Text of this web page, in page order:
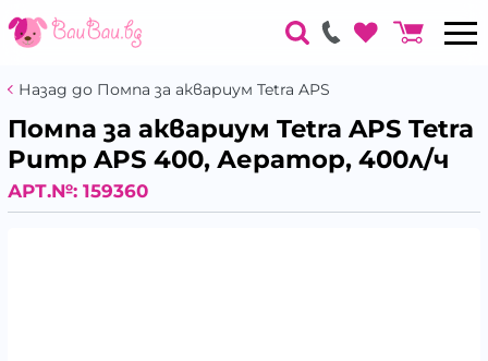
Назад до Помпа за аквариум Tetra APS
Помпа за аквариум Tetra APS Tetra
Pump APS 400, Аератор, 400л/ч
АРТ.№: 159360